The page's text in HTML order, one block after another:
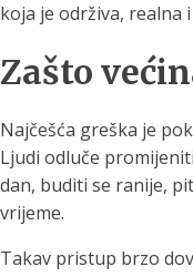
koja je održiva, realna
Zašto
Najčešća greška je
Ljudi odluče
dan, buditi se ranije,
vrijeme.
Takav pristup brzo